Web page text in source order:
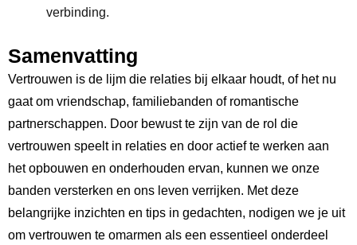
verbinding.
Samenvatting
Vertrouwen is de lijm die relaties bij elkaar houdt,⁣ of het nu
gaat om vriendschap, familiebanden of romantische
partnerschappen. Door bewust te zijn van de rol die
vertrouwen ⁣speelt in relaties en door actief ‍te‌ werken aan
het opbouwen en onderhouden ervan, kunnen we onze​
banden versterken en ons ⁤leven verrijken. ‍Met deze
belangrijke inzichten en tips ⁣in‍ gedachten, nodigen we je uit
om vertrouwen te omarmen als een ⁤essentieel onderdeel